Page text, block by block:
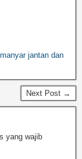
jantan dan
Next Post →
yang wajib